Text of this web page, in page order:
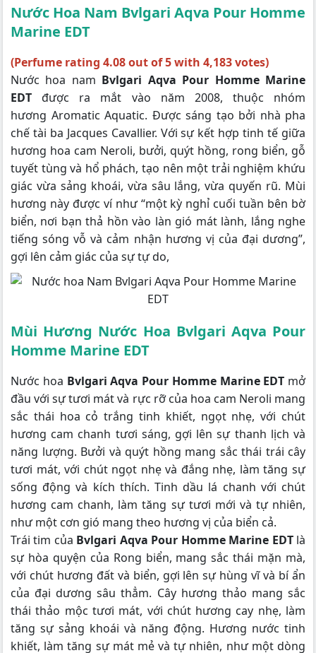
Nước Hoa Nam Bvlgari Aqva Pour Homme
Marine EDT
(Perfume rating 4.08 out of 5 with 4,183 votes)
Nước hoa nam Bvlgari Aqva Pour Homme Marine
EDT được ra mắt vào năm 2008, thuộc nhóm
hương Aromatic Aquatic. Được sáng tạo bởi nhà pha
chế tài ba Jacques Cavallier. Với sự kết hợp tinh tế giữa
hương hoa cam Neroli, bưởi, quýt hồng, rong biển, gỗ
tuyết tùng và hổ phách, tạo nên một trải nghiệm khứu
giác vừa sảng khoái, vừa sâu lắng, vừa quyến rũ. Mùi
hương này được ví như “một kỳ nghỉ cuối tuần bên bờ
biển, nơi bạn thả hồn vào làn gió mát lành, lắng nghe
tiếng sóng vỗ và cảm nhận hương vị của đại dương”,
gợi lên cảm giác của sự tự do,
Mùi Hương Nước Hoa Bvlgari Aqva Pour
Homme Marine EDT
Nước hoa Bvlgari Aqva Pour Homme Marine EDT mở
đầu với sự tươi mát và rực rỡ của hoa cam Neroli mang
sắc thái hoa cỏ trắng tinh khiết, ngọt nhẹ, với chút
hương cam chanh tươi sáng, gợi lên sự thanh lịch và
năng lượng. Bưởi và quýt hồng mang sắc thái trái cây
tươi mát, với chút ngọt nhẹ và đắng nhẹ, làm tăng sự
sống động và kích thích. Tinh dầu lá chanh với chút
hương cam chanh, làm tăng sự tươi mới và tự nhiên,
như một cơn gió mang theo hương vị của biển cả.
Trái tim của Bvlgari Aqva Pour Homme Marine EDTlà
sự hòa quyện của Rong biển, mang sắc thái mặn mà,
với chút hương đất và biển, gợi lên sự hùng vĩ và bí ẩn
của đại dương sâu thẳm. Cây hương thảo mang sắc
thái thảo mộc tươi mát, với chút hương cay nhẹ, làm
tăng sự sảng khoái và năng động. Hương nước tinh
khiết, làm tăng sự mát mẻ và tự nhiên, như một dòng